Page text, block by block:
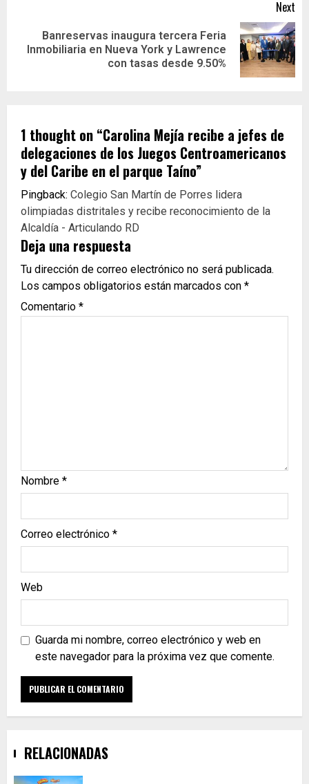
Next
Banreservas inaugura tercera Feria
Inmobiliaria en Nueva York y Lawrence
con tasas desde 9.50%
1 thought on “Carolina Mejía recibe a jefes de
delegaciones de los Juegos Centroamericanos
y del Caribe en el parque Taíno”
Pingback: Colegio San Martín de Porres lidera
olimpiadas distritales y recibe reconocimiento de la
Alcaldía - Articulando RD
Deja una respuesta
Tu dirección de correo electrónico no será publicada.
Los campos obligatorios están marcados con *
Comentario *
Nombre *
Correo electrónico *
Web
Guarda mi nombre, correo electrónico y web en
este navegador para la próxima vez que comente.
RELACIONADAS